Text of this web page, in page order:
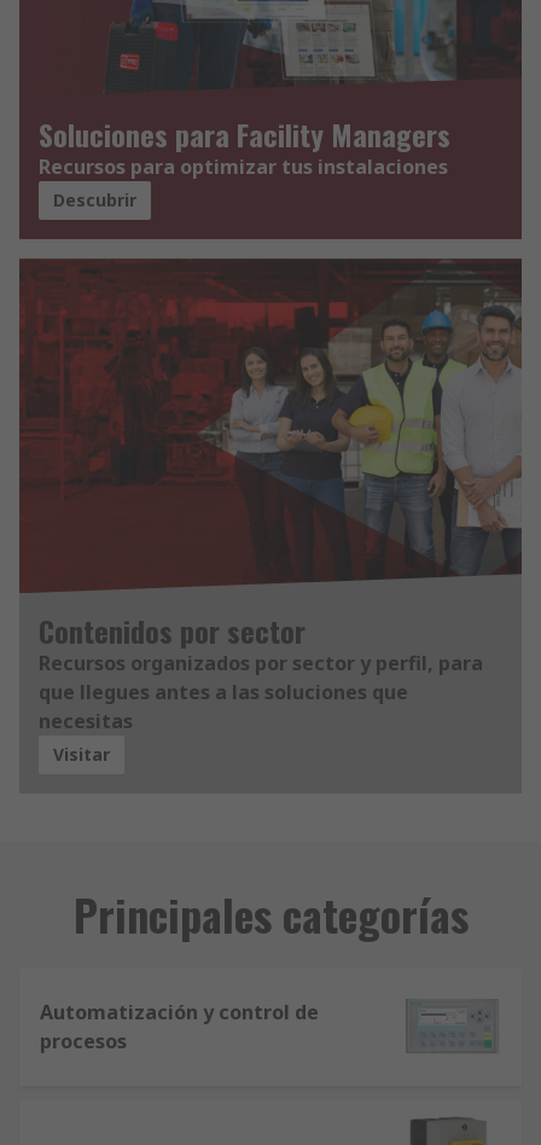
Soluciones para Facility Managers
Recursos para optimizar tus instalaciones
Descubrir
Contenidos por sector
Recursos organizados por sector y perfil, para
que llegues antes a las soluciones que
necesitas
Visitar
Principales categorías
Automatización y control de
procesos